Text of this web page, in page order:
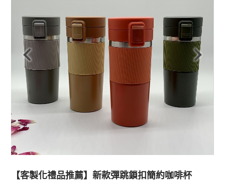
【客製化禮品推薦】新款彈跳鎖扣簡約咖啡杯